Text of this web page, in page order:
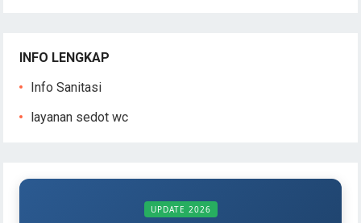
INFO LENGKAP
Info Sanitasi
layanan sedot wc
UPDATE 2026